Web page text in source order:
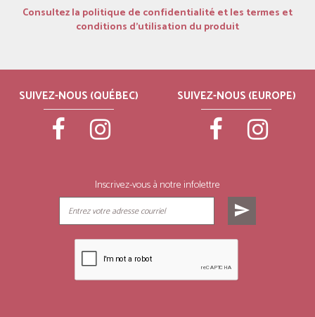
Consultez la politique de confidentialité et les termes et
conditions d’utilisation du produit
SUIVEZ-NOUS (QUÉBEC) SUIVEZ-NOUS (EUROPE)
Inscrivez-vous à notre infolettre
send